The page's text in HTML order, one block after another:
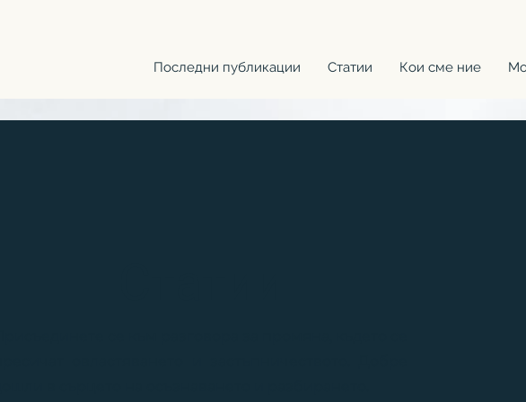
Последни публикации Статии Кои сме ние